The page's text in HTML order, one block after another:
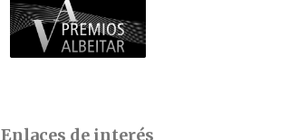
Enlaces de interés